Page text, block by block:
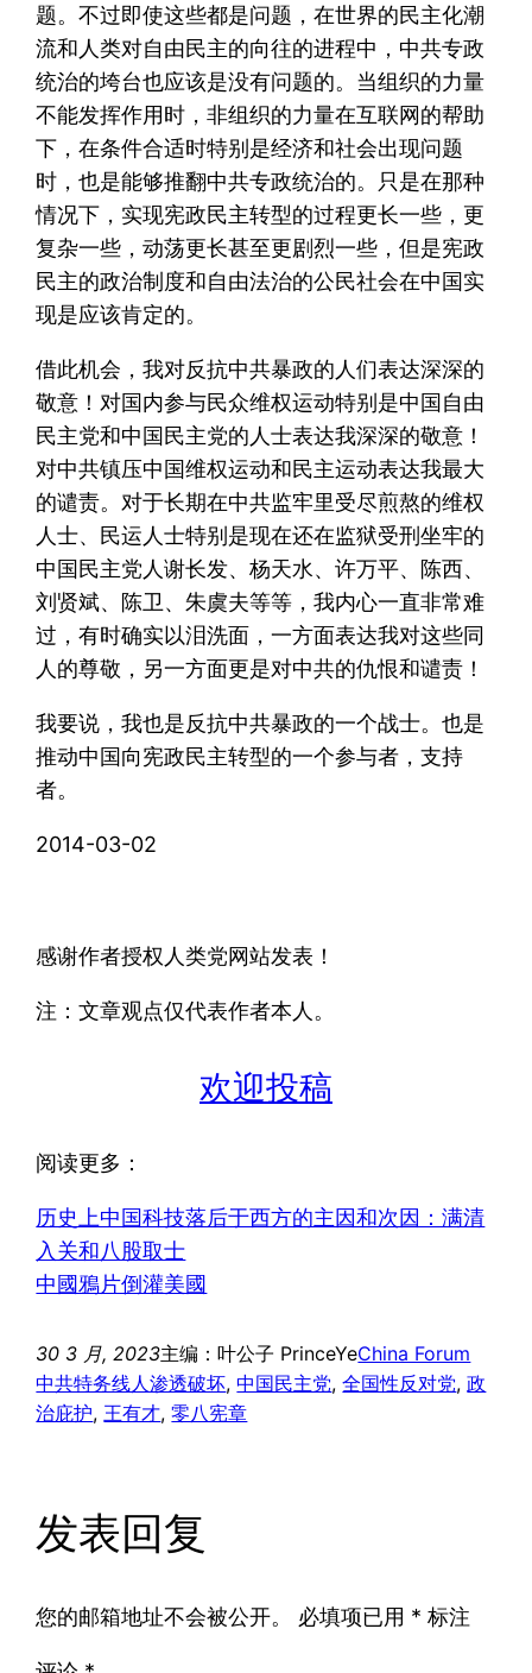
题。不过即使这些都是问题，在世界的民主化潮
流和人类对自由民主的向往的进程中，中共专政
统治的垮台也应该是没有问题的。当组织的力量
不能发挥作用时，非组织的力量在互联网的帮助
下，在条件合适时特别是经济和社会出现问题
时，也是能够推翻中共专政统治的。只是在那种
情况下，实现宪政民主转型的过程更长一些，更
复杂一些，动荡更长甚至更剧烈一些，但是宪政
民主的政治制度和自由法治的公民社会在中国实
现是应该肯定的。
借此机会，我对反抗中共暴政的人们表达深深的
敬意！对国内参与民众维权运动特别是中国自由
民主党和中国民主党的人士表达我深深的敬意！
对中共镇压中国维权运动和民主运动表达我最大
的谴责。对于长期在中共监牢里受尽煎熬的维权
人士、民运人士特别是现在还在监狱受刑坐牢的
中国民主党人谢长发、杨天水、许万平、陈西、
刘贤斌、陈卫、朱虞夫等等，我内心一直非常难
过，有时确实以泪洗面，一方面表达我对这些同
人的尊敬，另一方面更是对中共的仇恨和谴责！
我要说，我也是反抗中共暴政的一个战士。也是
推动中国向宪政民主转型的一个参与者，支持
者。
2014-03-02
感谢作者授权人类党网站发表！
注：文章观点仅代表作者本人。
欢迎投稿
阅读更多：
历史上中国科技落后于西方的主因和次因：满清
入关和八股取士
中國鴉片倒灌美國
30 3 月, 2023主编：叶公子 PrinceYeChina Forum
中共特务线人渗透破坏, 中国民主党, 全国性反对党, 政
治庇护, 王有才, 零八宪章
发表回复
您的邮箱地址不会被公开。 必填项已用 * 标注